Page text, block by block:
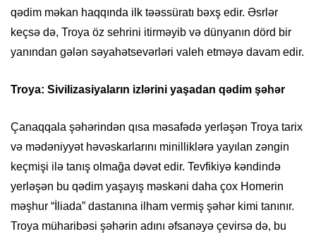
qədim məkan haqqında ilk təəssüratı bəxş edir. Əsrlər
keçsə də, Troya öz sehrini itirməyib və dünyanın dörd bir
yanından gələn səyahətsevərləri valeh etməyə davam edir.
Troya: Sivilizasiyaların izlərini yaşadan qədim şəhər
Çanaqqala şəhərindən qısa məsafədə yerləşən Troya tarix
və mədəniyyət həvəskarlarını minilliklərə yayılan zəngin
keçmişi ilə tanış olmağa dəvət edir. Tevfikiyə kəndində
yerləşən bu qədim yaşayış məskəni daha çox Homerin
məşhur “İliada” dastanına ilham vermiş şəhər kimi tanınır.
Troya müharibəsi şəhərin adını əfsanəyə çevirsə də, bu